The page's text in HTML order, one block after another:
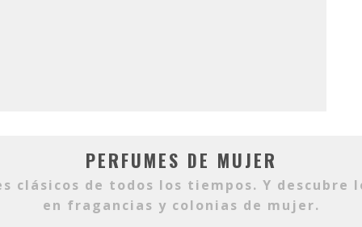
PERFUMES DE MUJER
clásicos de todos los tiempos. Y descubre
en fragancias y colonias de mujer.